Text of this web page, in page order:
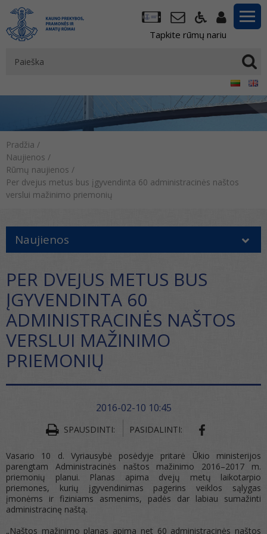
Tapkite rūmų nariu
Pradžia /
Naujienos /
Rūmų naujienos /
Per dvejus metus bus įgyvendinta 60 administracinės naštos
verslui mažinimo priemonių
Naujienos
PER DVEJUS METUS BUS
ĮGYVENDINTA 60
ADMINISTRACINĖS NAŠTOS
VERSLUI MAŽINIMO
PRIEMONIŲ
2016-02-10 10:45
SPAUSDINTI: PASIDALINTI:
Vasario 10 d. Vyriausybė posėdyje pritarė Ūkio ministerijos
parengtam Administracinės naštos mažinimo 2016–2017 m.
priemonių planui. Planas apima dvejų metų laikotarpio
priemones, kurių įgyvendinimas pagerins veiklos sąlygas
įmonėms ir fiziniams asmenims, padės dar labiau sumažinti
administracinę naštą.
„Naštos mažinimo planas apima net 60 administracinės naštos